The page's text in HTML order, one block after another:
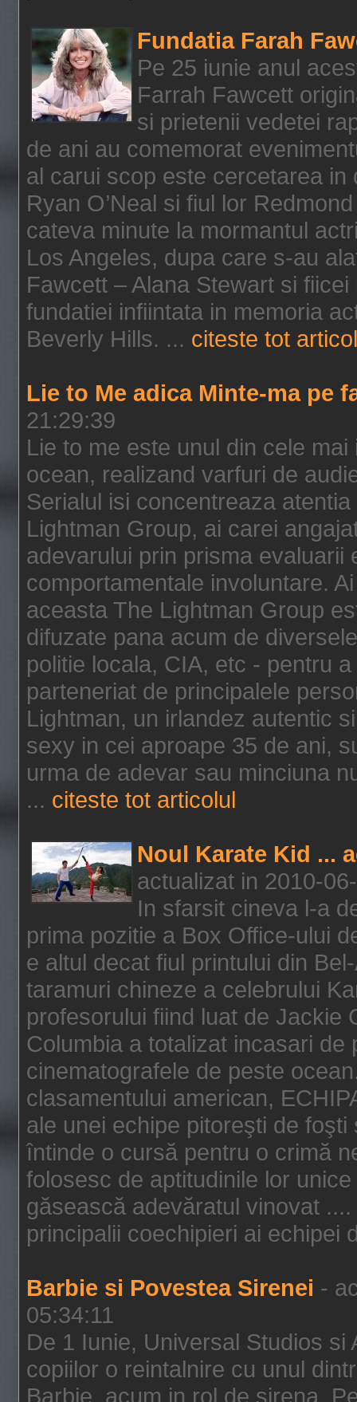
Fundatia Farah
Pe 25 iunie anul
Farrah Fawcett
si prietenii vedetei
de ani au comemorat
al carui scop este cercetarea
Ryan O’Neal si fiul lor
cateva minute la mormantul
Los Angeles, dupa care s-au
Fawcett – Alana Stewart si fiicei
fundatiei infiintata in memoria
Beverly Hills. ... citeste tot
Lie to Me adica Minte-ma pe
21:29:39
Lie to me este unul din cele
ocean, realizand varfuri de
Serialul isi concentreaza
Lightman Group, ai carei
adevarului prin prisma evaluarii
comportamentale involuntare.
aceasta The Lightman Group
difuzate pana acum de
politie locala, CIA, etc - pentru
parteneriat de principalele
Lightman, un irlandez autentic
sexy in cei aproape 35 de ani,
urma de adevar sau minciuna
... citeste tot articolul
Noul Karate Kid ...
actualizat in 2010-
In sfarsit cineva l-a
prima pozitie a Box Office-ului
e altul decat fiul printului din
taramuri chineze a celebrului
profesorului fiind luat de Jackie
Columbia a totalizat incasari
cinematografele de peste
clasamentului american,
ale unei echipe pitoreşti de
întinde o cursă pentru o crimă
folosesc de aptitudinile lor
găsească adevăratul vinovat
principalii coechipieri ai echipei
Barbie si Povestea Sirenei -
05:34:11
De 1 Iunie, Universal Studios si
copiilor o reintalnire cu unul
Barbie, acum in rol de sirena.